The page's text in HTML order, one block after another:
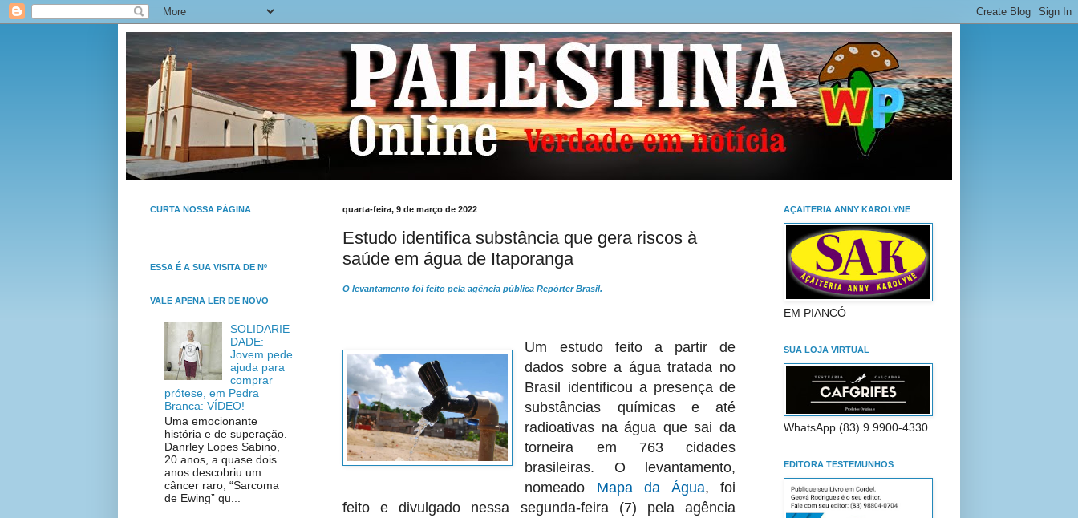
quarta-feira, 9 de março de 2022
Estudo identifica substância que gera riscos à
saúde em água de Itaporanga
O levantamento foi feito pela agência pública Repórter Brasil.
Um estudo feito a partir de
dados sobre a água tratada no
Brasil identificou a presença de
substâncias químicas e até
radioativas na água que sai da
torneira em 763 cidades
brasileiras. O levantamento,
nomeado Mapa da Água, foi
feito e divulgado nessa segunda-feira (7) pela agência
CURTA NOSSA PÁGINA
ESSA É A SUA VISITA DE Nº
VALE APENA LER DE NOVO
SOLIDARIE
DADE:
Jovem pede
ajuda para
comprar
prótese, em Pedra
Branca: VÍDEO!
Uma emocionante
história e de superação.
Danrley Lopes Sabino,
20 anos, a quase dois
anos descobriu um
câncer raro, “Sarcoma
de Ewing” qu...
AÇAITERIA ANNY KAROLYNE
EM PIANCÓ
SUA LOJA VIRTUAL
WhatsApp (83) 9 9900-4330
EDITORA TESTEMUNHOS